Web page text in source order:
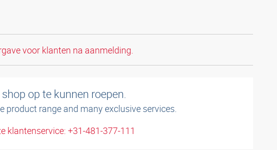
voor klanten na aanmelding.
op te kunnen roepen.
product range and many exclusive services.
klantenservice: +31-481-377-111